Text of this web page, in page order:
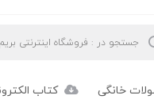
خانگی کتاب